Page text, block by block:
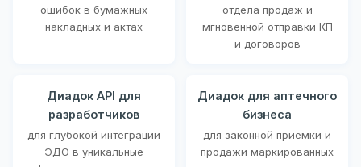
ошибок в бумажных
накладных и актах
отдела продаж и
мгновенной отправки КП
и договоров
Диадок API для
разработчиков
для глубокой интеграции
ЭДО в уникальные
Диадок для аптечного
бизнеса
для законной приемки и
продажи маркированных